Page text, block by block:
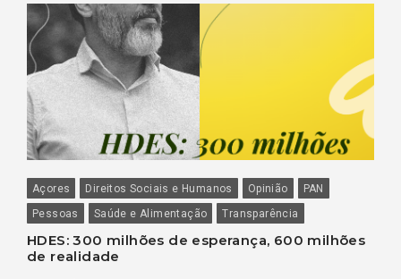
Açores Direitos Sociais e Humanos Opinião
PAN
Pessoas
Saúde e Alimentação Transparência
HDES: 300 milhões de esperança, 600 milhões
de realidade